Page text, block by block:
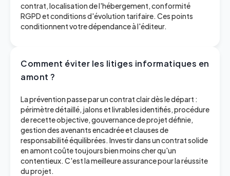
contrat, localisation de l'hébergement, conformité
RGPD et conditions d'évolution tarifaire. Ces points
conditionnent votre dépendance à l'éditeur.
Comment éviter les litiges informatiques en
amont ?
La prévention passe par un contrat clair dès le départ :
périmètre détaillé, jalons et livrables identifiés, procédure
de recette objective, gouvernance de projet définie,
gestion des avenants encadrée et clauses de
responsabilité équilibrées. Investir dans un contrat solide
en amont coûte toujours bien moins cher qu'un
contentieux. C'est la meilleure assurance pour la réussite
du projet.